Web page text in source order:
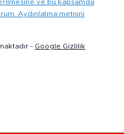
ve bu kapsamda
Aydınlatma metnini
- Google Gizlilik